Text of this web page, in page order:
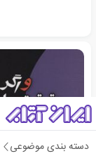
دسته بندی موضوعی